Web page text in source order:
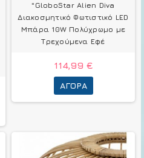
"GloboStar Alien Diva
Διακοσμητικό Φωτιστικό LED
Μπάρα 10W Πολύχρωμο με
Τρεχούμενα Εφέ
114,99 €
ΑΓΟΡΆ